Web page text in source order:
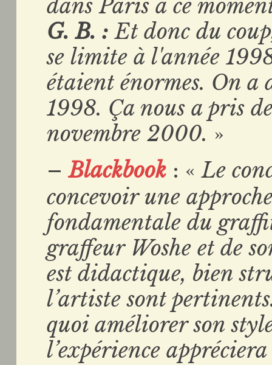
dans Paris à ce
G. B. : Et donc du
se limite à l'année
étaient énormes. On a
1998. Ça nous a pris
novembre 2000. »
–Blackbook : «Le
concevoir une
fondamentale du
graffeur Woshe et de
est didactique, bien
l’artiste sont
quoi améliorer son
l’expérience